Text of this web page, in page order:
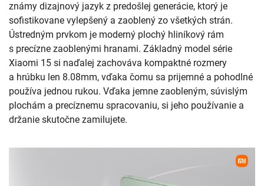
známy dizajnový jazyk z predošlej generácie, ktorý je
sofistikovane vylepšený a zaoblený zo všetkých strán.
Ústredným prvkom je moderný plochý hliníkový rám
s precízne zaoblenými hranami. Základný model série
Xiaomi 15 si naďalej zachováva kompaktné rozmery
a hrúbku len 8.08mm, vďaka čomu sa prijemné a pohodlné
používa jednou rukou. Vďaka jemne zaobleným, súvislým
plochám a precíznemu spracovaniu, si jeho používanie a
držanie skutočne zamilujete.